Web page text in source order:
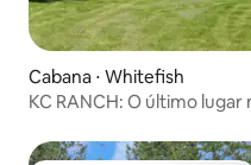
Cabana ⋅ Whitefish
KC RANCH: O último lugar